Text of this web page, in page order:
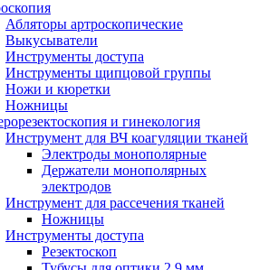
Абляторы артроскопические
Выкусыватели
Инструменты доступа
Инструменты щипцовой группы
Ножи и кюретки
Ножницы
и гинекология
Инструмент для ВЧ коагуляции тканей
Электроды монополярные
Держатели монополярных
электродов
Инструмент для рассечения тканей
Ножницы
Инструменты доступа
Резектоскоп